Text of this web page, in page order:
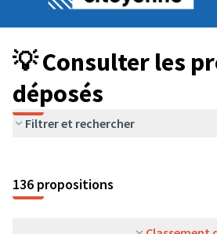
💡 Consulter les projets déposés
💡 Consulter les
déposés
Filtrer et rechercher
136 propositions